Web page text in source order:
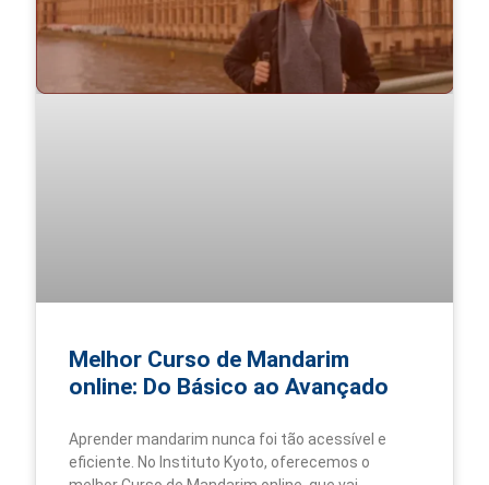
Melhor Curso de Mandarim
online: Do Básico ao Avançado
Aprender mandarim nunca foi tão acessível e
eficiente. No Instituto Kyoto, oferecemos o